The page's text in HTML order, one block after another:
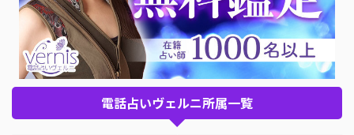
電話占いヴェルニ所属一覧